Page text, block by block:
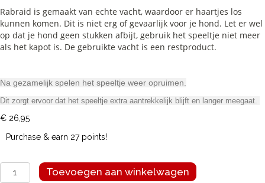
Rabraid is gemaakt van echte vacht, waardoor er haartjes los
kunnen komen. Dit is niet erg of gevaarlijk voor je hond. Let er wel
op dat je hond geen stukken afbijt, gebruik het speeltje niet meer
als het kapot is. De gebruikte vacht is een restproduct.
Na gezamelijk spelen het speeltje weer opruimen.
Dit zorgt ervoor dat het speeltje extra aantrekkelijk blijft en langer meegaat.
€ 26,95
Purchase & earn 27 points!
Rabraid
Toevoegen aan winkelwagen